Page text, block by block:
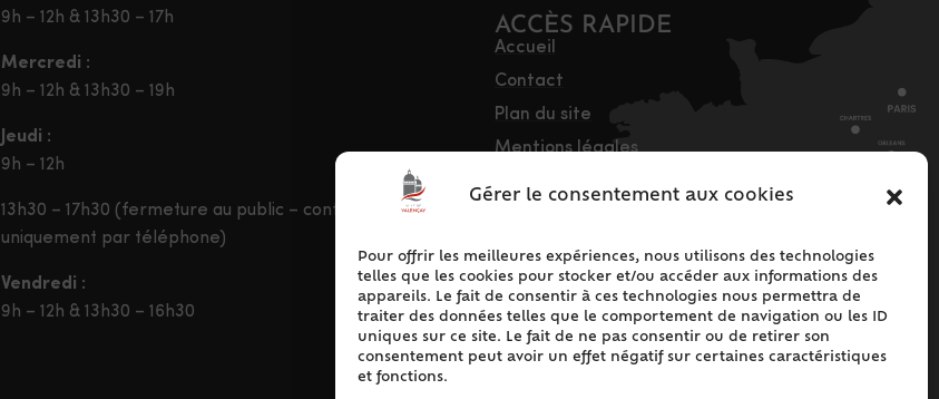
Gérer le consentement aux cookies
Pour offrir les meilleures expériences, nous utilisons des technologies
telles que les cookies pour stocker et/ou accéder aux informations des
appareils. Le fait de consentir à ces technologies nous permettra de
traiter des données telles que le comportement de navigation ou les ID
uniques sur ce site. Le fait de ne pas consentir ou de retirer son
consentement peut avoir un effet négatif sur certaines caractéristiques
et fonctions.
9h – 12h & 13h30 – 17h
Mercredi :
9h – 12h & 13h30 – 19h
Jeudi :
9h – 12h
13h30 – 17h30 (fermeture au public – contact
uniquement par téléphone)
Vendredi :
9h – 12h & 13h30 – 16h30
ACCÈS RAPIDE
Accueil
Contact
Plan du site
Mentions légales
(UE)